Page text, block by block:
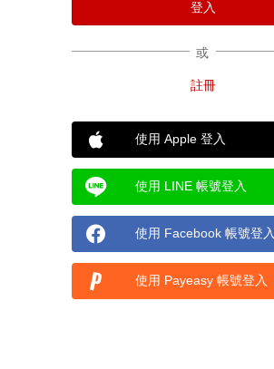
或
使用 Apple 登入
使用 LINE 帳號登入
使用 Facebook 帳號登入
使用 Payeasy 帳號登入